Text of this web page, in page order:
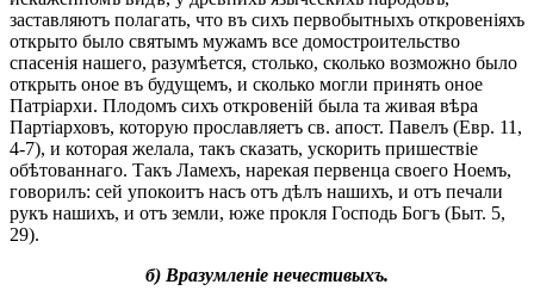
заставляютъ полагать, что въ сихъ первобытныхъ откровеніяхъ
открыто было святымъ мужамъ все домостроительство
спасенія нашего, разумѣется, столько, сколько возможно было
открыть оное въ будущемъ, и сколько могли принять оное
Патріархи. Плодомъ сихъ откровеній была та живая вѣра
Партіарховъ, которую прославляетъ св. апост. Павелъ (Евр. 11,
4-7), и которая желала, такъ сказать, ускорить пришествіе
обѣтованнаго. Такъ Ламехъ, нарекая первенца своего Ноемъ,
говорилъ: сей упокоитъ насъ отъ дѣлъ нашихъ, и отъ печали
рукъ нашихъ, и отъ земли, юже прокля Господь Богъ (Быт. 5,
29).
б) Вразумленіе нечестивыхъ.